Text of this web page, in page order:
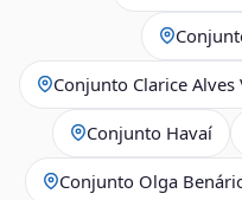
Conjunto Clarice Alves
Conjunto Havaí
Conjunto Olga